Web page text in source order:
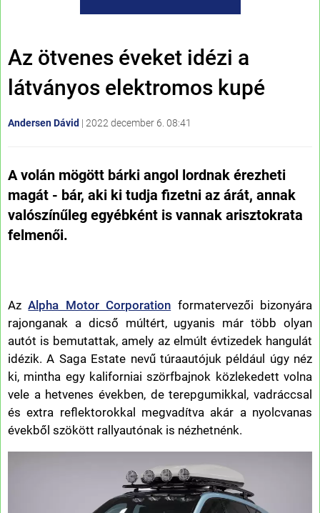
Az ötvenes éveket idézi a
látványos elektromos kupé
Andersen Dávid | 2022 december 6. 08:41
A volán mögött bárki angol lordnak érezheti
magát - bár, aki ki tudja fizetni az árát, annak
valószínűleg egyébként is vannak arisztokrata
felmenői.
AzAlpha Motor Corporation formatervezői bizonyára
rajonganak a dicső múltért, ugyanis már több olyan
autót is bemutattak, amely az elmúlt évtizedek hangulát
idézik. A Saga Estate nevű túraautójuk például úgy néz
ki, mintha egy kaliforniai szörfbajnok közlekedett volna
vele a hetvenes években, de terepgumikkal, vadráccsal
és extra reflektorokkal megvadítva akár a nyolcvanas
évekből szökött rallyautónak is nézhetnénk.